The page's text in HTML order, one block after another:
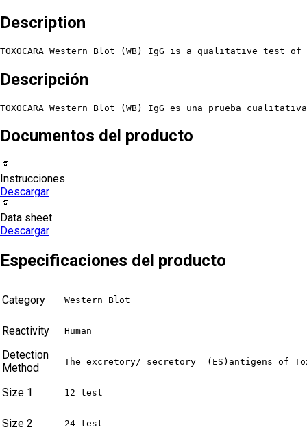
Description
TOXOCARA Western Blot (WB) IgG is a qualitative
Descripción
TOXOCARA Western Blot (WB) IgG es una prueba
Documentos del producto
📄
Instrucciones
Descargar
📄
Data sheet
Descargar
Especificaciones del producto
Category Western Blot
Reactivity Human
Detection
Method
The excretory/ secretory  (ES)antigens of
Size 1 12 test
Size 2 24 test